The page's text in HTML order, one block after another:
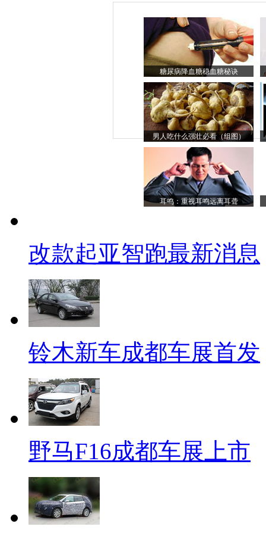
糖尿病降血糖稳血糖秘诀
男人吃什么强壮必看（组图）
耳鸣：重视耳鸣远离耳聋
改款起亚智跑最新消息
铃木新车成都车展首发
野马F16成都车展上市